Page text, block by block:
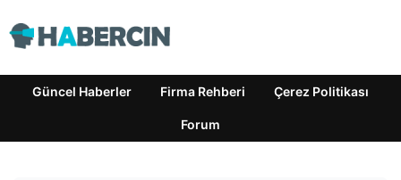
Güncel Haberler Firma Rehberi Çerez Politikası
Forum